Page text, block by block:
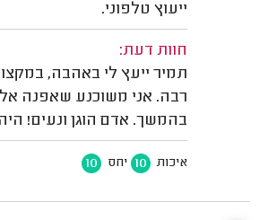
ייעוץ טלפוני.
חוות דעת:
תמיר ייעץ לי באהבה,
רבה. אני משוכנע שאפנה
בהמשך. אדם הוגן ונעים!
איכות 10 יחס 10